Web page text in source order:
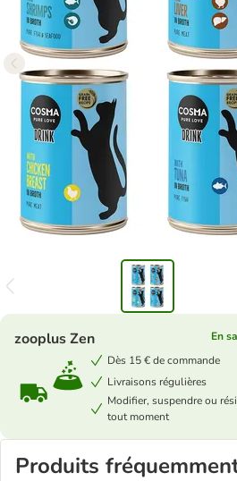
zooplus Zen
En
Dès 15 € de commande
Livraisons régulières
Modifier, suspendre ou
tout moment
Produits